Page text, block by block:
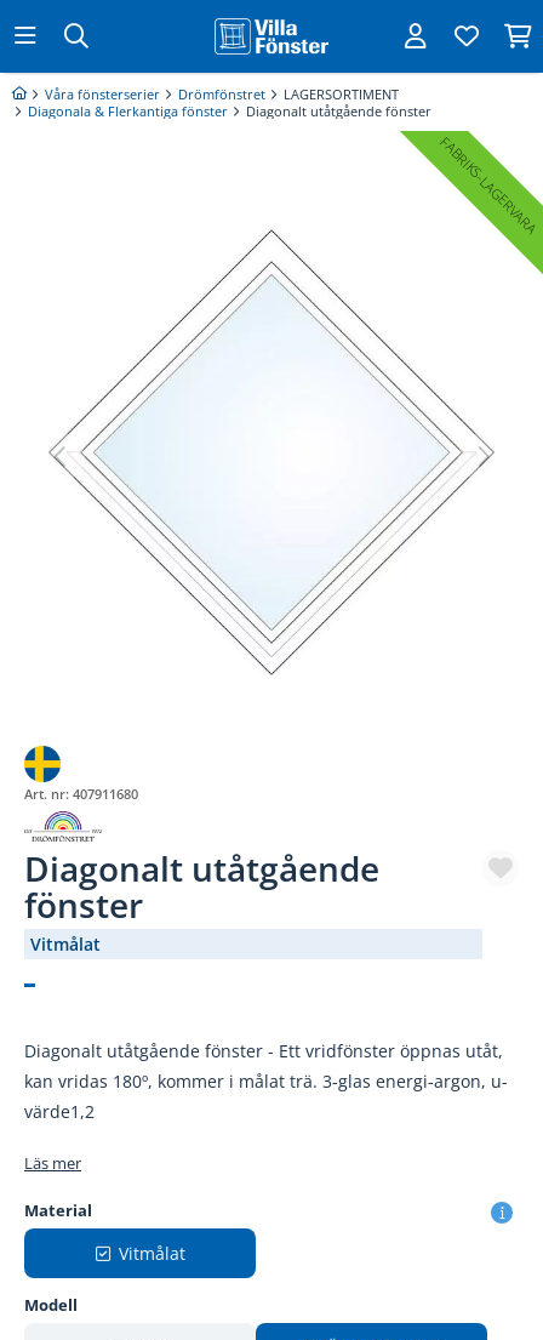
Våra fönsterserier Drömfönstret
LAGERSORTIMENT
Diagonala & Flerkantiga fönster
Diagonalt utåtgående fönster
FABRIKS
LAGERVARA
Art. nr: 407911680
Diagonalt utåtgående
fönster
Vitmålat
Diagonalt utåtgående fönster - Ett vridfönster öppnas utåt,
kan vridas 180º, kommer i målat trä. 3-glas energi-argon, u-
värde1,2
Läs mer
Material
Vitmålat
Modell